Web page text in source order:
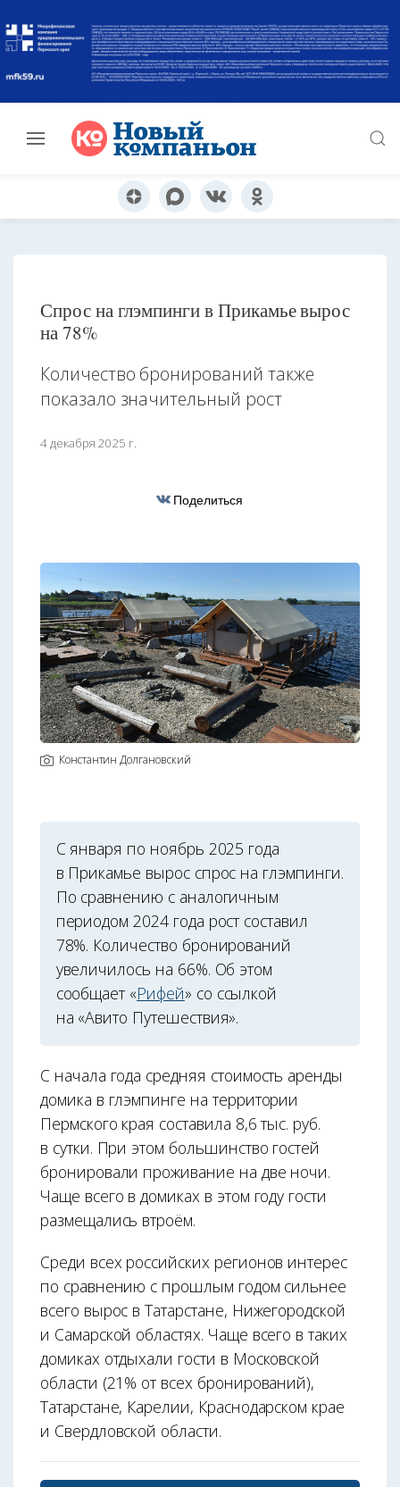
Спрос на глэмпинги в Прикамье вырос
на 78%
Количество бронирований также
показало значительный рост
4 декабря 2025 г.
Поделиться
Константин Долгановский
С января по ноябрь 2025 года
в Прикамье вырос спрос на глэмпинги.
По сравнению с аналогичным
периодом 2024 года рост составил
78%. Количество бронирований
увеличилось на 66%. Об этом
сообщает «Рифей» со ссылкой
на «Авито Путешествия».
С начала года средняя стоимость аренды
домика в глэмпинге на территории
Пермского края составила 8,6 тыс. руб.
в сутки. При этом большинство гостей
бронировали проживание на две ночи.
Чаще всего в домиках в этом году гости
размещались втроём.
Среди всех российских регионов интерес
по сравнению с прошлым годом сильнее
всего вырос в Татарстане, Нижегородской
и Самарской областях. Чаще всего в таких
домиках отдыхали гости в Московской
области (21% от всех бронирований),
Татарстане, Карелии, Краснодарском крае
и Свердловской области.